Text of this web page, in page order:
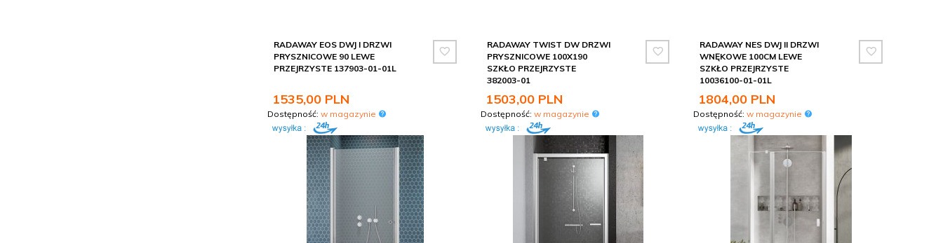
RADAWAY EOS DWJ I DRZWI
PRYSZNICOWE 90 LEWE
PRZEJRZYSTE 137903-01-01L
1535,00 PLN
Dostępność: w magazynie
RADAWAY TWIST DW DRZWI
PRYSZNICOWE 100X190
SZKŁO PRZEJRZYSTE
382003-01
1503,00 PLN
Dostępność: w magazynie
RADAWAY NES DWJ II DRZWI
WNĘKOWE 100CM LEWE
SZKŁO PRZEJRZYSTE
10036100-01-01L
1804,00 PLN
Dostępność:w magazynie